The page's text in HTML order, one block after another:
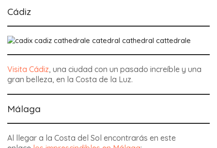
Cádiz
Visita Cádiz, una ciudad con un pasado increíble y una
gran belleza, en la Costa de la Luz.
Málaga
Al llegar a la Costa del Sol encontrarás en este